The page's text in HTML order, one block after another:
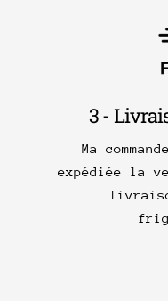
3 -
Ma
expédiée la